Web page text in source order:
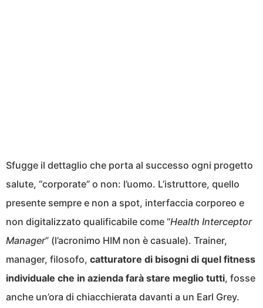
Sfugge il dettaglio che porta al successo ogni progetto
salute, “corporate” o non: l’uomo. L’istruttore, quello
presente sempre e non a spot, interfaccia corporeo e
non digitalizzato qualificabile come “Health Interceptor
Manager” (l’acronimo HIM non è casuale). Trainer,
manager, filosofo, catturatore di bisogni di quel fitness
individuale che in azienda farà stare meglio tutti, fosse
anche un’ora di chiacchierata davanti a un Earl Grey.